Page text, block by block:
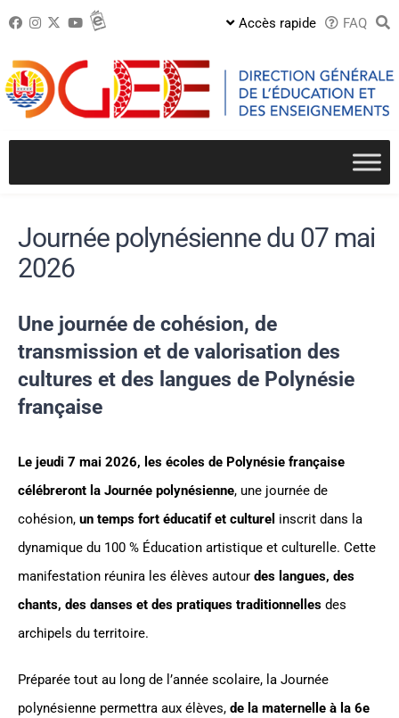
Passer
contenu
Accès rapide FAQ
Journée polynésienne du 07 mai
2026
Une journée de cohésion, de
transmission et de valorisation des
cultures et des langues de Polynésie
française
Le jeudi 7 mai 2026, les écoles de Polynésie française
célébreront la Journée polynésienne, une journée de
cohésion, un temps fort éducatif et culturel inscrit dans la
dynamique du 100 % Éducation artistique et culturelle. Cette
manifestation réunira les élèves autour des langues, des
chants, des danses et des pratiques traditionnelles des
archipels du territoire.
Préparée tout au long de l’année scolaire, la Journée
polynésienne permettra aux élèves, de la maternelle à la 6e